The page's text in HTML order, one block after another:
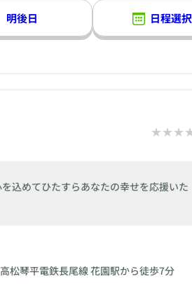
明後日 日程選択
込めてひたすらあなたの幸せを応援いた
琴平電鉄長尾線 花園駅から徒歩7分